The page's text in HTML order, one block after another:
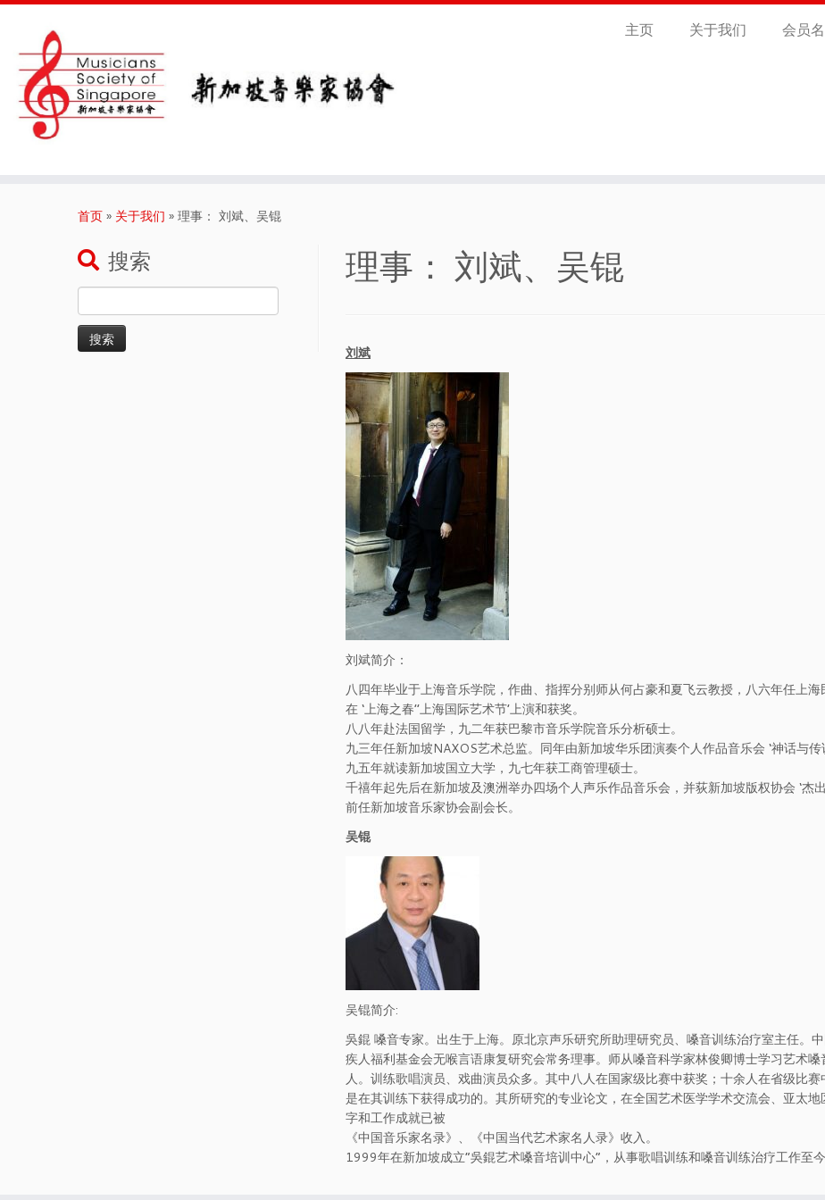
主页 关于我们 会员
首页 » 关于我们 » 理事： 刘斌、吴锟
搜索
索：
理事： 刘斌、吴锟
刘斌
刘斌简介：
八四年毕业于上海音乐学院，作曲、指挥分别师从何占豪和夏飞云教授，八六年任上
在 ‘上海之春’’上海国际艺术节’上演和获奖。
八八年赴法国留学，九二年获巴黎市音乐学院音乐分析硕士。
九三年任新加坡NAXOS艺术总监。同年由新加坡华乐团演奏个人作品音乐会 ‘神话与传
九五年就读新加坡国立大学，九七年获工商管理硕士。
千禧年起先后在新加坡及澳洲举办四场个人声乐作品音乐会，并荻新加坡版权协会 ‘杰
前任新加坡音乐家协会副会长。
吴锟
吴锟简介:
吳錕 嗓音专家。出生于上海。原北京声乐研究所助理研究员、嗓音训练治疗室主任。
疾人福利基金会无喉言语康复研究会常务理事。师从嗓音科学家林俊卿博士学习艺术
人。训练歌唱演员、戏曲演员众多。其中八人在国家级比赛中获奖；十余人在省级比
是在其训练下获得成功的。其所研究的专业论文，在全国艺术医学学术交流会、亚太
字和工作成就已被
《中国音乐家名录》、《中国当代艺术家名人录》收入。
1999年在新加坡成立“吳錕艺术嗓音培训中心”，从事歌唱训练和嗓音训练治疗工作至